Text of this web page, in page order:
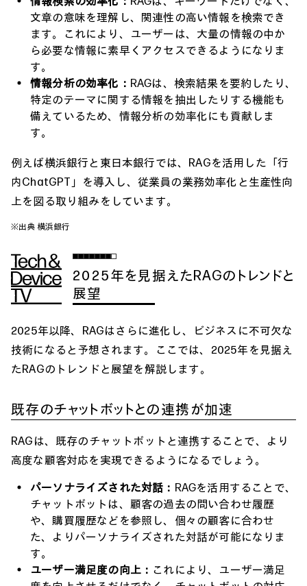
文章の意味を理解し、関連性の高い情報を検索でき
ます。これにより、ユーザーは、大量の情報の中か
ら必要な情報に素早くアクセスできるようになりま
す。
情報分析の効率化： RAGは、検索結果を要約したり、
特定のテーマに関する情報を抽出したりする機能も
備えているため、情報分析の効率化にも貢献しま
す。
例えば横浜銀行と東日本銀行では、RAGを活用した「行
内ChatGPT」を導入し、従業員の業務効率化と生産性向
上を図る取り組みをしています。
※出典 横浜銀行
2025年を見据えたRAGのトレンドと
展望
2025年以降、RAGはさらに進化し、ビジネスに不可欠な
技術になると予想されます。ここでは、2025年を見据え
たRAGのトレンドと展望を解説します。
既存のチャットボットとの連携が加速
RAGは、既存のチャットボットと連携することで、より
高度な顧客対応を実現できるようになるでしょう。
パーソナライズされた対話： RAGを活用することで、
チャットボットは、顧客の過去の問い合わせ履歴
や、購買履歴などを参照し、個々の顧客に合わせ
た、よりパーソナライズされた対話が可能になりま
す。
ユーザー満足度の向上： これにより、ユーザー満足